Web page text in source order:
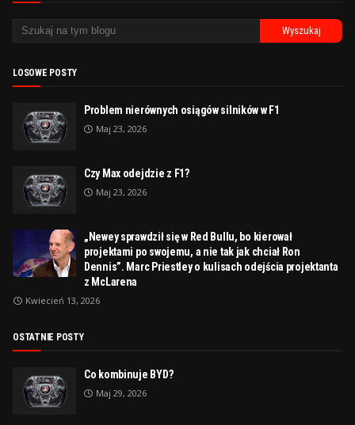
LOSOWE POSTY
Problem nierównych osiągów silników w F1
Maj 23, 2026
Czy Max odejdzie z F1?
Maj 23, 2026
„Newey sprawdził się w Red Bullu, bo kierował
projektami po swojemu, a nie tak jak chciał Ron
Dennis”. Marc Priestley o kulisach odejścia projektanta
z McLarena
Kwiecień 13, 2026
OSTATNIE POSTY
Co kombinuje BYD?
Maj 29, 2026